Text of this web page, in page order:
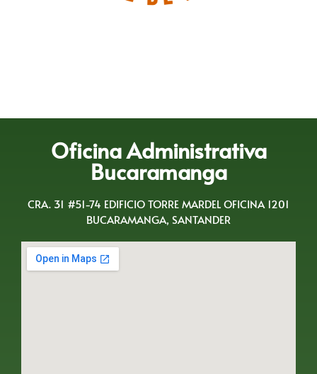
Oficina Administrativa
Bucaramanga
CRA. 31 #51-74 EDIFICIO TORRE MARDEL OFICINA 1201
BUCARAMANGA, SANTANDER